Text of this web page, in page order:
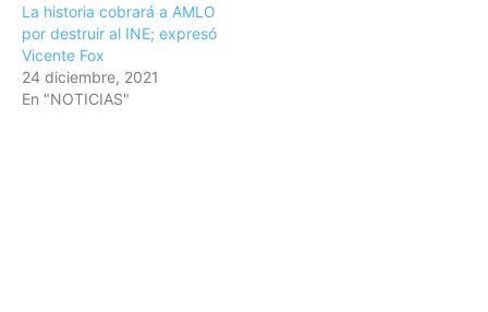
La historia cobrará a AMLO
por destruir al INE; expresó
Vicente Fox
24 diciembre, 2021
En "NOTICIAS"